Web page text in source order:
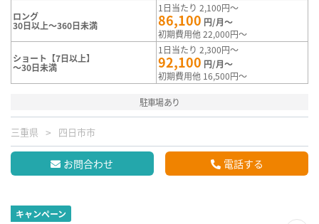
ロング
30日以上～360日未満
1日当たり 2,100円～
86,100 円/月～
初期費用他 22,000円～
ショート【7日以上】
～30日未満
1日当たり 2,300円～
92,100 円/月～
初期費用他 16,500円～
駐車場あり
三重県 四日市市
お問合わせ 電話する
キャンペーン